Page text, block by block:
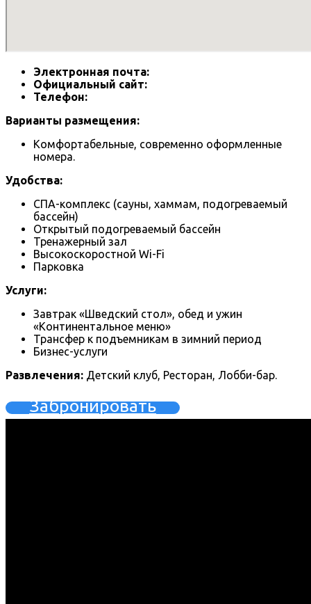
Электронная почта:
Официальный сайт:
Телефон:
Варианты размещения:
Комфортабельные, современно оформленные
номера.
Удобства:
СПА-комплекс (сауны, хаммам, подогреваемый
бассейн)
Открытый подогреваемый бассейн
Тренажерный зал
Высокоскоростной Wi-Fi
Парковка
Услуги:
Завтрак «Шведский стол», обед и ужин
«Континентальное меню»
Трансфер к подъемникам в зимний период
Бизнес-услуги
Развлечения: Детский клуб, Ресторан, Лобби-бар.
Забронировать